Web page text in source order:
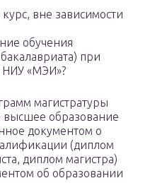
вне зависимости
обучения
при
НИУ «МЭИ»?
магистратуры
образование
документом о
(диплом
диплом магистра)
об образовании